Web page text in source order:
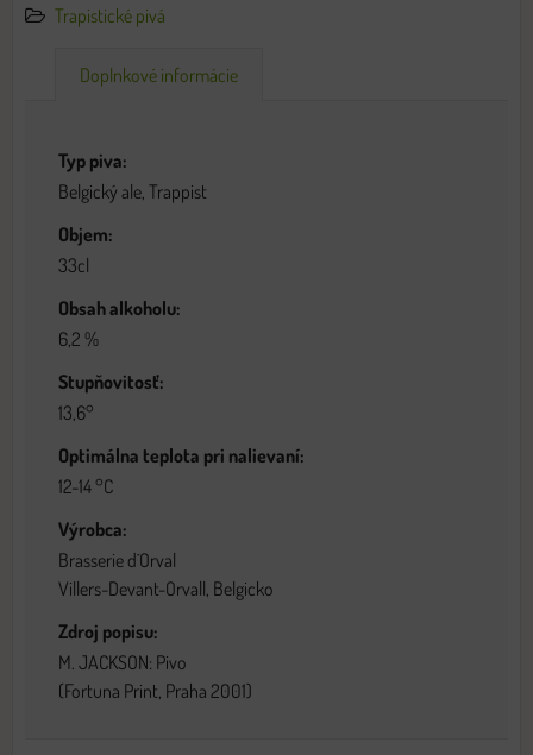
Trapistické pivá
Doplnkové informácie
Typ piva:
Belgický ale, Trappist
Objem:
33cl
Obsah alkoholu:
6,2 %
Stupňovitosť:
13,6°
Optimálna teplota pri nalievaní:
12-14 °C
Výrobca:
Brasserie d´Orval
Villers-Devant-Orvall, Belgicko
Zdroj popisu:
M. JACKSON: Pivo
(Fortuna Print, Praha 2001)